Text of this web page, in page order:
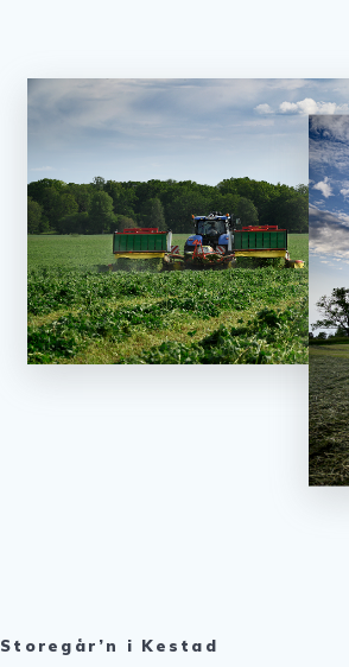
Storegår’n i Kestad